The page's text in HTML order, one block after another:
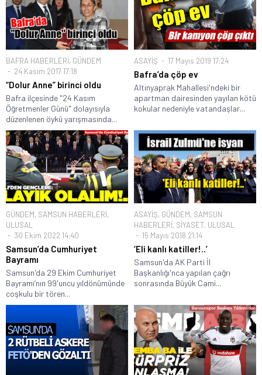
BAFRA HABERLERİ, GÜNDEM
24 Kasım 2017 17:18
“Dolur Anne” birinci oldu
Bafra ilçesinde "24 Kasım
Öğretmenler Günü" dolayısıyla
düzenlenen öykü yarışmasında...
ASAYİŞ 17 Mayıs 2019 17:24
Bafra’da çöp ev
Altınyaprak Mahallesi'ndeki bir
apartman dairesinden yayılan kötü
kokular nedeniyle vatandaşlar...
GÜNDEM, SAMSUN HABERLERİ,
ULUSAL
30 Ekim 2022 14:40
Samsun’da Cumhuriyet
Bayramı
Samsun'da 29 Ekim Cumhuriyet
Bayramı’nın 99'uncu yıldönümünde
coşkulu bir tören...
ASAYİŞ, GÜNDEM, SAMSUN
HABERLERİ, SİYASET, ULUSAL
15 Mayıs 2018 21:14
‘Eli kanlı katiller!..’
Samsun'da AK Parti İl
Başkanlığı'nca yapılan çağrı
sonrasında Büyük Cami...